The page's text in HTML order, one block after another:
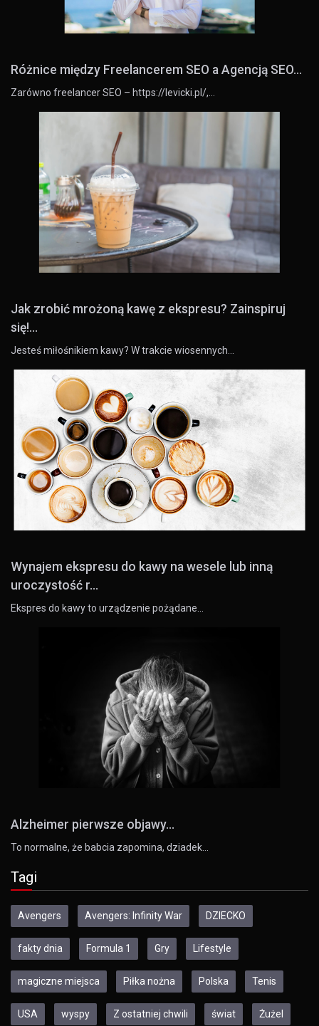
Różnice między Freelancerem SEO a Agencją SEO...
Zarówno freelancer SEO – https://levicki.pl/,…
Jak zrobić mrożoną kawę z ekspresu? Zainspiruj
się!...
Jesteś miłośnikiem kawy? W trakcie wiosennych…
Wynajem ekspresu do kawy na wesele lub inną
uroczystość r...
Ekspres do kawy to urządzenie pożądane…
Alzheimer pierwsze objawy...
To normalne, że babcia zapomina, dziadek…
Tagi
Avengers Avengers: Infinity War DZIECKO
fakty dnia Formula 1 Gry Lifestyle
magiczne miejsca Piłka nożna Polska Tenis
USA wyspy Z ostatniej chwili świat Żużel